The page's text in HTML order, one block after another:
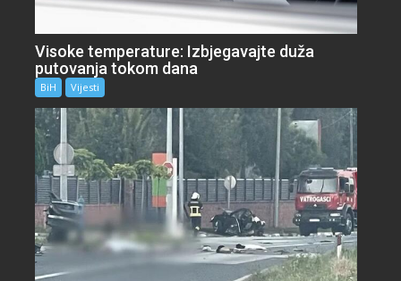
Visoke temperature: Izbjegavajte duža
putovanja tokom dana
BiH Vijesti